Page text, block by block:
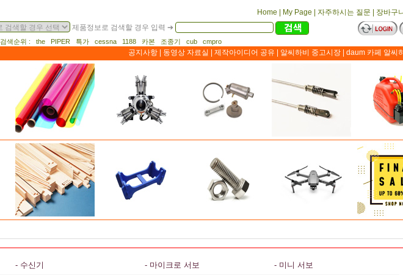
Home My Page 자주하시는 질문
장바구
제품정보로 검색할 경우 입력 ➔
검색순위 : the PIPER 특가 cessna 1188 카본 조종기 cub cmpro
공지사항 동영상 자료실 제작아이디어 공유 알씨하비 중고시장 daum 카페 알씨
- 수신기 - 마이크로 서보 - 미니 서보